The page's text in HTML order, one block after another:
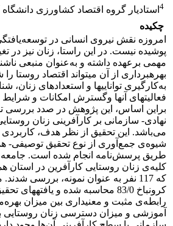
4 استادیار گروه اقتصاد کشاورزی
چکیده
امروزه نقش نیروی انسانی در
پوشیده نیست. در این راستا، زنان نیز در
مهمی برعهده داشته و به‌عنوان منبعی
بهره­برداری از آن می­تواند اقتصاد روستا
به‌کارگیری توانایی­ها و استعدادهای
فعالیت­های آن­ها وگسترش امکانات و
براین اساس، این پژوهش در صدد بررسی
نهادی- سازمانی بر کارآفرینی زنان
می‌باشد. این تحقیق از نظر هدف، کاربردی
شیوه‌ی جمع‌آوری از نوع تحقیق توصیفی-
طریق پرسش‌نامه انجام شده است. جامعه‌ی
کلیه‌ی زنان روستایی کارآفرین در استان
که 117 نفر به عنوان نمونه، بررسی
کرونباخ 83/0 محاسبه شده و
رابطه‌ی مثبت و معنی­داری بین میزان
آموزشی و میزان دسترسی زنان روستایی